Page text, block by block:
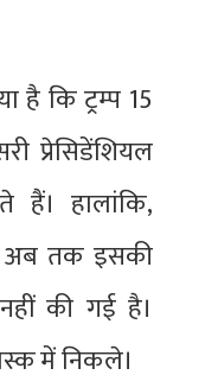
है कि ट्रम्प 15
प्रेसिडेंशियल
हालांकि,
अब तक इसकी
की गई है।
में निकले।